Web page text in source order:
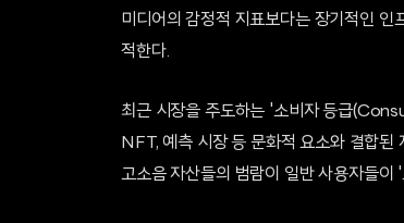
미디어의 감정적 지표보다는 장기적인 인
적한다.
최근 시장을 주도하는 '소비자 등급
NFT, 예측 시장 등 문화적 요소와 결합된
고소음 자산들의 범람이 일반 사용자들이